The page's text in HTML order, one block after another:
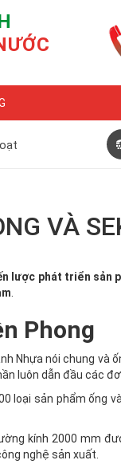
VÀ
phát triển sản
Phong
Nhựa nói chung và
luôn dẫn đầu các
loại sản phẩm ống
kính 2000 mm
nghệ sản xuất.